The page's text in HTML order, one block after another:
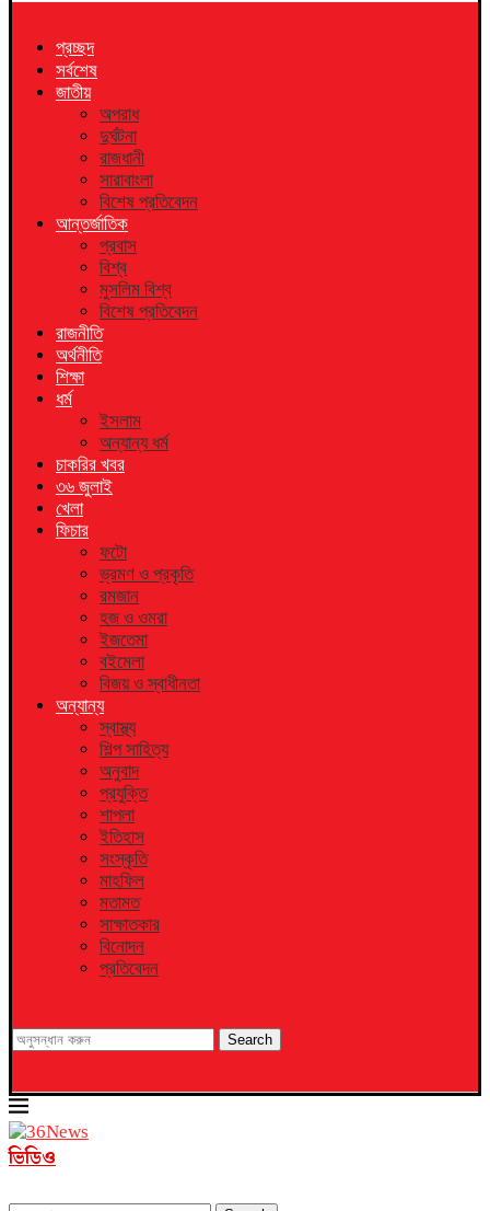
প্রচ্ছদ
সর্বশেষ
জাতীয়
অপরাধ
দুর্ঘটনা
রাজধানী
সারাবাংলা
বিশেষ প্রতিবেদন
আন্তর্জাতিক
প্রবাস
বিশ্ব
মুসলিম বিশ্ব
বিশেষ প্রতিবেদন
রাজনীতি
অর্থনীতি
শিক্ষা
ধর্ম
ইসলাম
অন্যান্য ধর্ম
চাকরির খবর
৩৬ জুলাই
খেলা
ফিচার
ফটো
ভ্রমণ ও প্রকৃতি
রমজান
হজ ও ওমরা
ইজতেমা
বইমেলা
বিজয় ও স্বাধীনতা
অন্যান্য
স্বাস্থ্য
শিল্প সাহিত্য
অনুবাদ
প্রযুক্তি
শাপলা
ইতিহাস
সংস্কৃতি
মাহফিল
মতামত
সাক্ষাতকার
বিনোদন
প্রতিবেদন
Search
ভিডিও